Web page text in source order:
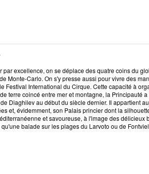
par excellence, on se déplace des quatre coins du
Monte-Carlo. On s'y presse aussi pour vivre des
Festival International du Cirque. Cette capacité à
terre coincé entre mer et montagne, la
Diaghilev au début du siècle dernier. Il appartient
et, évidemment, son Palais princier dont la
et savoureuse, à l'image des
balade sur les plages du Larvoto ou de